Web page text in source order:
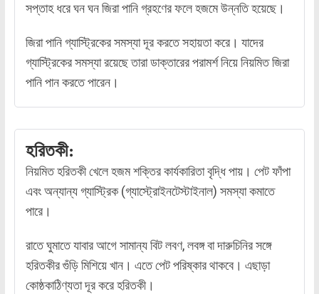
সপ্তাহ ধরে ঘন ঘন জিরা পানি গ্রহণের ফলে হজমে উন্নতি হয়েছে।
জিরা পানি গ্যাস্ট্রিকের সমস্যা দূর করতে সহায়তা করে। যাদের
গ্যাস্ট্রিকের সমস্যা রয়েছে তারা ডাক্তারের পরামর্শ নিয়ে নিয়মিত জিরা
পানি পান করতে পারেন।
হরিতকী:
নিয়মিত হরিতকী খেলে হজম শক্তির কার্যকারিতা বৃদ্ধি পায়। পেট ফাঁপা
এবং অন্যান্য গ্যাস্ট্রিক (গ্যাস্ট্রোইনটেস্টাইনাল) সমস্যা কমাতে
পারে।
রাতে ঘুমাতে যাবার আগে সামান্য বিট লবণ, লবঙ্গ বা দারুচিনির সঙ্গে
হরিতকীর গুঁড়ি মিশিয়ে খান। এতে পেট পরিষ্কার থাকবে। এছাড়া
কোষ্ঠকাঠিণ্যতা দূর করে হরিতকী।